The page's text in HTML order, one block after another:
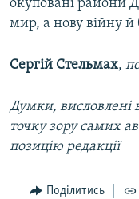
окуповані райони
мир, а нову війну й
Сергій Стельмах,
Думки, висловлені
точку зору самих
позицію редакції
Поділитись